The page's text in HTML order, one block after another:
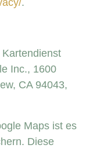
.
Inc., 1600
CA 94043,
Maps ist es
Diese